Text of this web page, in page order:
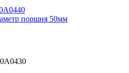
поршня 50мм